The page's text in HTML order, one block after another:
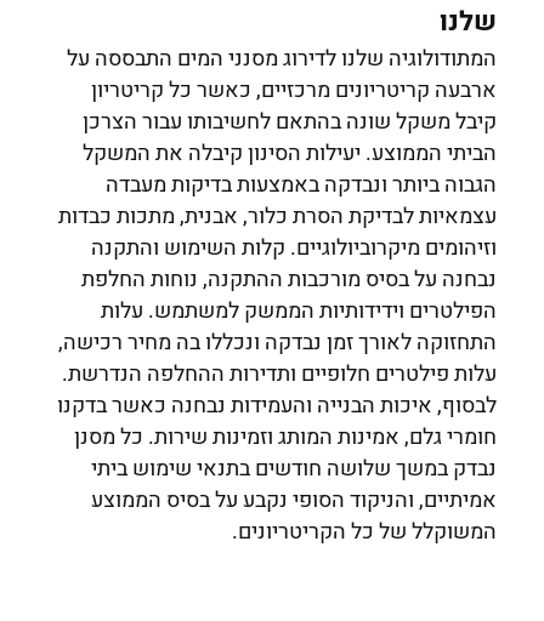
שלנו
המתודולוגיה שלנו לדירוג מסנני המים התבססה על
ארבעה קריטריונים מרכזיים, כאשר כל קריטריון
קיבל משקל שונה בהתאם לחשיבותו עבור הצרכן
הביתי הממוצע. יעילות הסינון קיבלה את המשקל
הגבוה ביותר ונבדקה באמצעות בדיקות מעבדה
עצמאיות לבדיקת הסרת כלור, אבנית, מתכות כבדות
וזיהומים מיקרוביולוגיים. קלות השימוש והתקנה
נבחנה על בסיס מורכבות ההתקנה, נוחות החלפת
הפילטרים וידידותיות הממשק למשתמש. עלות
התחזוקה לאורך זמן נבדקה ונכללו בה מחיר רכישה,
עלות פילטרים חלופיים ותדירות ההחלפה הנדרשת.
לבסוף, איכות הבנייה והעמידות נבחנה כאשר בדקנו
חומרי גלם, אמינות המותג וזמינות שירות. כל מסנן
נבדק במשך שלושה חודשים בתנאי שימוש ביתי
אמיתיים, והניקוד הסופי נקבע על בסיס הממוצע
המשוקלל של כל הקריטריונים.